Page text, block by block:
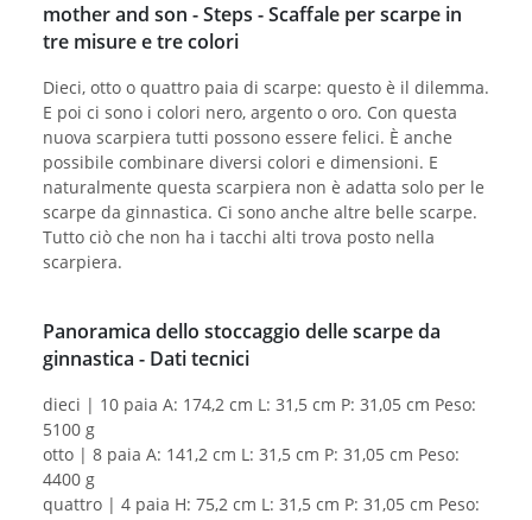
mother and son - Steps - Scaffale per scarpe in
tre misure e tre colori
Dieci, otto o quattro paia di scarpe: questo è il dilemma.
E poi ci sono i colori nero, argento o oro. Con questa
nuova scarpiera tutti possono essere felici. È anche
possibile combinare diversi colori e dimensioni. E
naturalmente questa scarpiera non è adatta solo per le
scarpe da ginnastica. Ci sono anche altre belle scarpe.
Tutto ciò che non ha i tacchi alti trova posto nella
scarpiera.
Panoramica dello stoccaggio delle scarpe da
ginnastica - Dati tecnici
dieci | 10 paia A: 174,2 cm L: 31,5 cm P: 31,05 cm Peso:
5100 g
otto | 8 paia A: 141,2 cm L: 31,5 cm P: 31,05 cm Peso:
4400 g
quattro | 4 paia H: 75,2 cm L: 31,5 cm P: 31,05 cm Peso: